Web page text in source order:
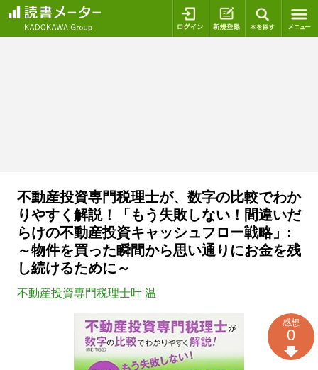
ログイン 新規登録
不動産投資専門税理士が、数字の比較でわか
りやすく解説！「もう失敗しない！間違いだ
らけの不動産投資キャッシュフロー戦略」:
～物件を買った瞬間から思い通りにお金を残
し続けるために～
不動産投資専門税理士叶 温
感想
0